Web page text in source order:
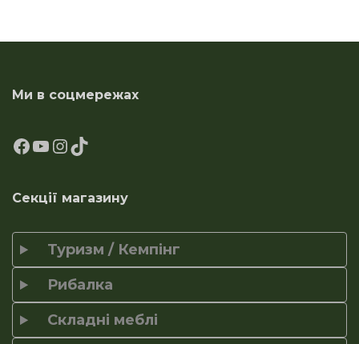
Ми в соцмережах
Секції магазину
Туризм / Кемпінг
Рибалка
Складні меблі